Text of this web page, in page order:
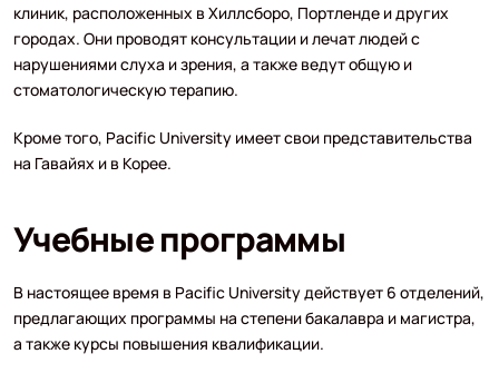
клиник, расположенных в Хиллсборо, Портленде и других
городах. Они проводят консультации и лечат людей с
нарушениями слуха и зрения, а также ведут общую и
стоматологическую терапию.
Кроме того, Pacific University имеет свои представительства
на Гавайях и в Корее.
Учебные программы
В настоящее время в Pacific University действует 6 отделений,
предлагающих программы на степени бакалавра и магистра,
а также курсы повышения квалификации.